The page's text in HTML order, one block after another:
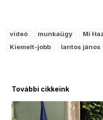
videó munkaügy Mi
Kiemelt-jobb
lantos jános
További cikkeink